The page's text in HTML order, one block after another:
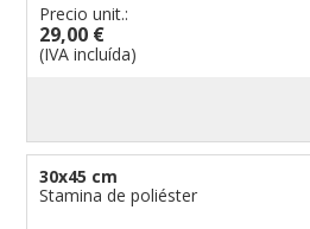
Precio unit.:
29,00 €
(IVA incluída)
30x45 cm
Stamina de poliéster